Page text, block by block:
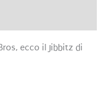
ecco il Jibbitz di